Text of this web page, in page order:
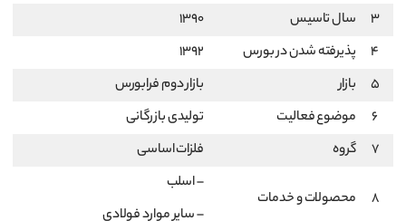
3
سال تاسیس
1390
4
پذیرفته شدن در بورس
1392
5
بازار
بازار دوم فرابورس
6
موضوع فعالیت
تولیدی بازرگانی
7
گروه فلزات اساسی
8 محصولات و خدمات
– اسلب
– سایر موارد فولادی